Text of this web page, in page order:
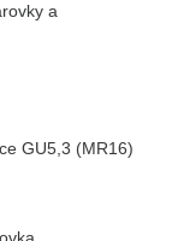
a
GU5,3 (MR16)